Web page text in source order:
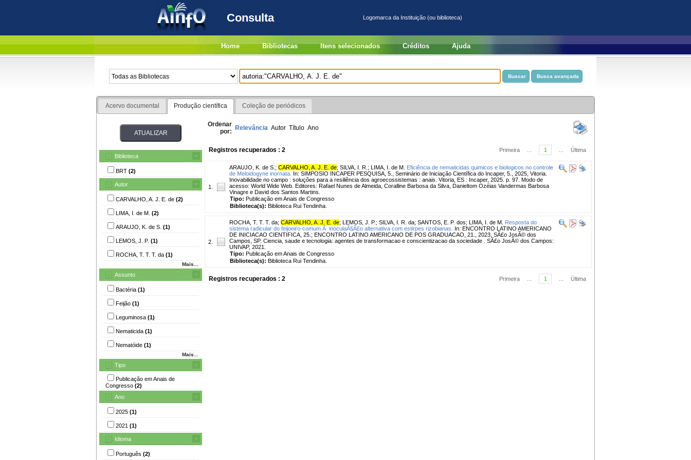
Consulta Logomarca da Instituição (ou biblioteca)
Home Bibliotecas Itens selecionados Créditos Ajuda
Acervo documental Produção científica Coleção de periódicos
Biblioteca
BRT (2)
Autor
CARVALHO, A. J. E. de (2)
LIMA, I. de M. (2)
ARAUJO, K. de S. (1)
LEMOS, J. P. (1)
ROCHA, T. T. T. da (1)
Mais...
Assunto
Bactéria (1)
Feijão (1)
Leguminosa (1)
Nematicida (1)
Nematóide (1)
Mais...
Tipo
Publicação em Anais de
Congresso (2)
Ano
2025 (1)
2021 (1)
Idioma
Português (2)
Ordenar
por: Relevância Autor Título Ano
Registros recuperados : 2 Primeira 1 Última
1.
ARAUJO, K. de S. ; CARVALHO, A. J. E. de; SILVA, I. R. ; LIMA, I. de M. Eficiência de nematicidas quimicos e biologicos no controle
de Meloidogyne inornata. In: SIMPOSIO INCAPER PESQUISA, 5., Seminário de Iniciação Científica do Incaper, 5., 2025, Vitoria.
Inovabilidade no campo : soluções para a resiliência dos agroecossistemas : anais. Vitoria, ES : Incaper, 2025. p. 97. Modo de
acesso: World Wide Web. Editores: Rafael Nunes de Almeida, Coralline Barbosa da Silva, Danieltom Ozéias Vandermas Barbosa
Vinagre e David dos Santos Martins.
Tipo: Publicação em Anais de Congresso
Biblioteca(s): Biblioteca Rui Tendinha.
2.
ROCHA, T. T. T. da; CARVALHO, A. J. E. de; LEMOS, J. P. ; SILVA, I. R. da; SANTOS, E. P. dos; LIMA, I. de M. Resposta do
sistema radicular do feijoeiro-comum Ã inoculaÃ§Ã£o alternativa com estirpes rizobianas.
In: ENCONTRO LATINO AMERICANO
DE INICIACAO CIENTIFICA, 25.; ENCONTRO LATINO AMERICANO DE POS GRADUACAO, 21., 2023, SÃ£o JosÃ© dos
Campos, SP. Ciencia, saude e tecnologia: agentes de transformacao e conscientizacao da sociedade . SÃ£o JosÃ© dos Campos:
UNIVAP, 2021.
Tipo: Publicação em Anais de Congresso
Biblioteca(s): Biblioteca Rui Tendinha.
Registros recuperados : 2 Primeira 1 Última